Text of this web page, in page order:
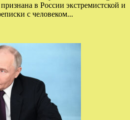
в России экстремистской и
с человеком...